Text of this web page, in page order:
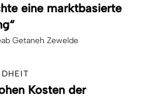
eine marktbasierte
Getaneh Zewelde
Kosten der